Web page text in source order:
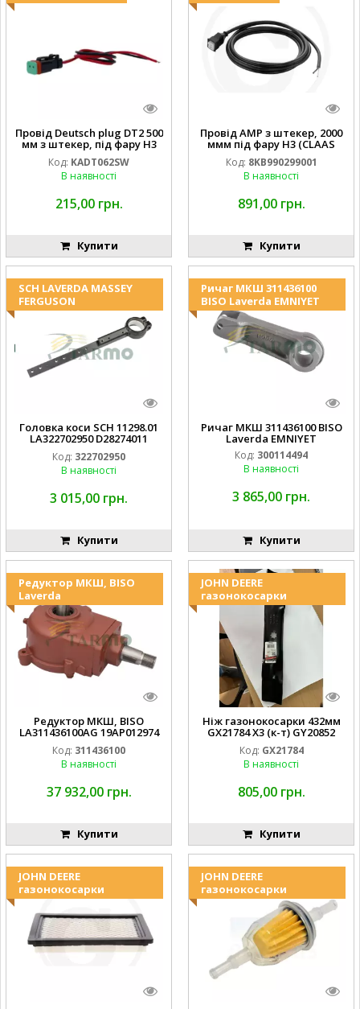
Провід Deutsch plug DT2 500
мм з штекер, під фару H3
(JOHN DEERE AL116438
994.184.00) ) Kramp Hella
Код: KADT062SW
В наявності
215,00 грн.
Купити
Провід AMP з штекер, 2000
ммм під фару H3 (CLAAS
013733) Hella
Код: 8KB990299001
В наявності
891,00 грн.
Купити
SCH LAVERDA MASSEY
FERGUSON
Головка коси SCH 11298.01
LA322702950 D28274011
Код: 322702950
В наявності
3 015,00 грн.
Купити
Ричаг МКШ 311436100
BISO Laverda EMNIYET
Ричаг МКШ 311436100 BISO
Laverda EMNIYET
Код: 300114494
В наявності
3 865,00 грн.
Купити
Редуктор МКШ, BISO
Laverda
Редуктор МКШ, BISO
LA311436100AG 19AP012974
Laverda EMNIYET
Код: 311436100
В наявності
37 932,00 грн.
Купити
JOHN DEERE
газонокосарки
Ніж газонокосарки 432мм
GX21784 X3 (к-т) GY20852
AM137757 AM141035
Код: GX21784
В наявності
805,00 грн.
Купити
JOHN DEERE
газонокосарки
JOHN DEERE
газонокосарки